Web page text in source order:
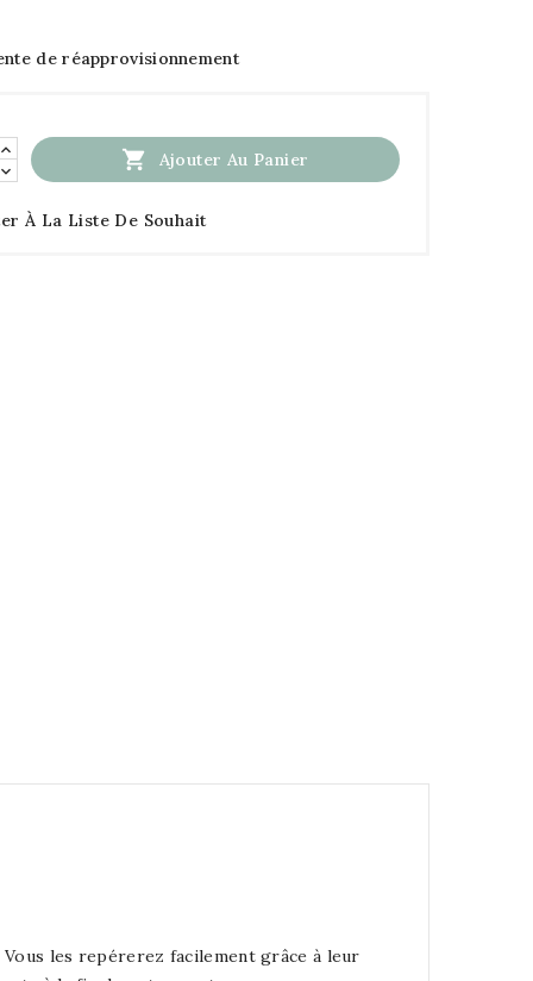
de réapprovisionnement
 Ajouter Au Panier
À La Liste De Souhait
les repérerez facilement grâce à leur